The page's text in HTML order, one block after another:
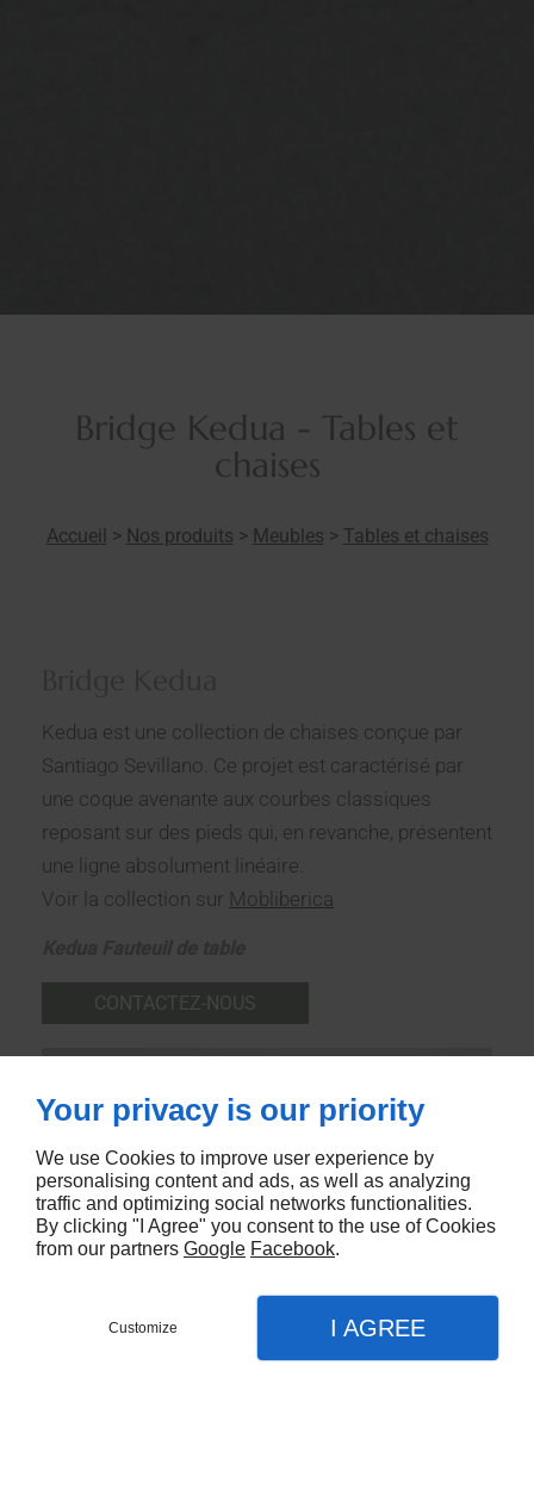
Bridge Kedua - Tables et
chaises
Accueil > Nos produits > Meubles > Tables et chaises
Kedua est une collection de chaises conçue par
Santiago Sevillano. Ce projet est caractérisé par
une coque avenante aux courbes classiques
reposant sur des pieds qui, en revanche, présentent
une ligne absolument linéaire.
Voir la collection sur Mobliberica
CONTACTEZ-NOUS
Your privacy is our priority
We use Cookies to improve user experience by
personalising content and ads, as well as analyzing
traffic and optimizing social networks functionalities.
By clicking "I Agree" you consent to the use of Cookies
from our partners Google Facebook.
Customize I AGREE